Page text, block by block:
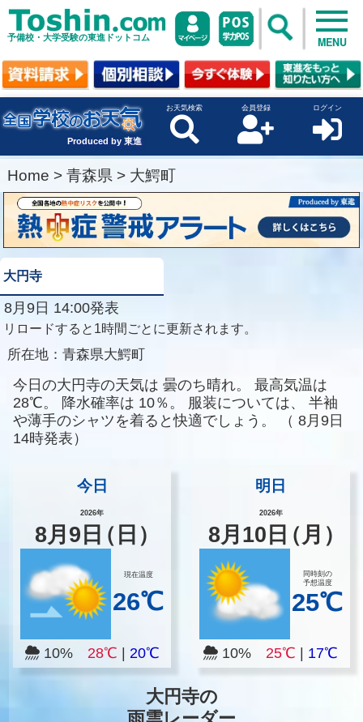
予備校・大学受験の東進ドットコム MENU
Produced by 東進
お天気検索 会員登録 ログイン
Home > 青森県 > 大鰐町
大円寺
8月9日 14:00発表
リロードすると1時間ごとに更新されます。
所在地： 青森県大鰐町
今日の大円寺の天気は 曇のち晴れ。
最高気温は
28℃。
降水確率は 10％。 服装については、
半袖
や薄手のシャツを着ると快適でしょう。
（ 8月9日
14時発表）
今日
2026年
8月 9 日（日）
現在温度
26℃
10% 28℃ 20℃
明日
2026年
8月 10 日（月）
同時刻の
予想温度
25℃
10%25℃ 17℃
大円寺の